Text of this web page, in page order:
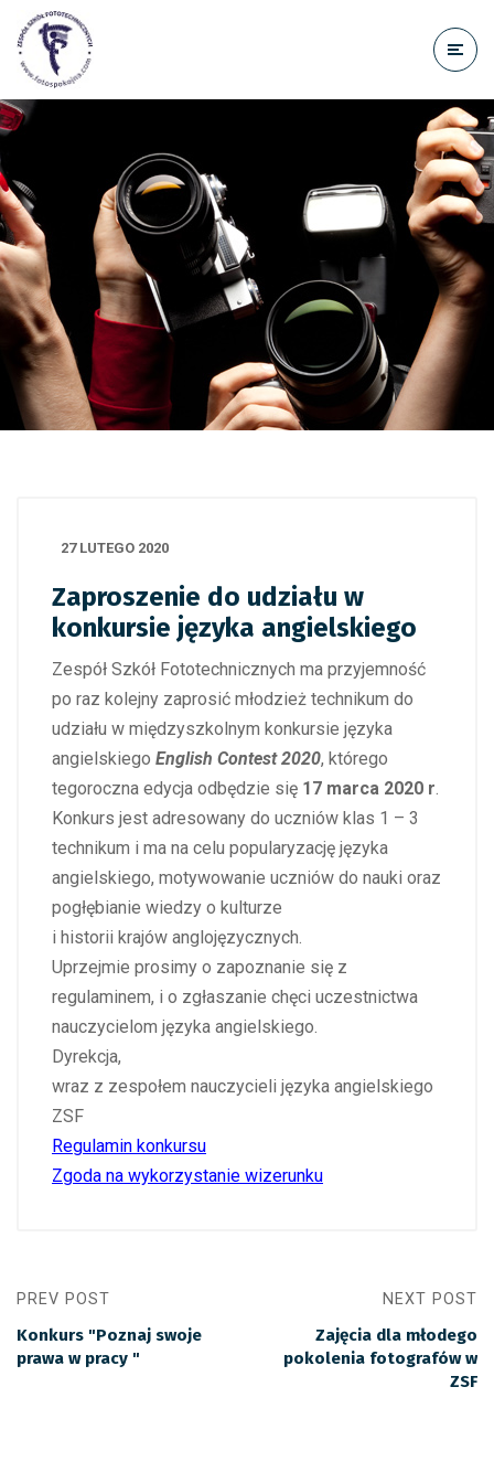
treści
27 LUTEGO 2020
Zaproszenie do udziału w
konkursie języka angielskiego
Zespół Szkół Fototechnicznych ma przyjemność
po raz kolejny zaprosić młodzież technikum do
udziału w międzyszkolnym konkursie języka
angielskiego English Contest 2020, którego
tegoroczna edycja odbędzie się 17 marca 2020 r.
Konkurs jest adresowany do uczniów klas 1 – 3
technikum i ma na celu popularyzację języka
angielskiego, motywowanie uczniów do nauki oraz
pogłębianie wiedzy o kulturze
i historii krajów anglojęzycznych.
Uprzejmie prosimy o zapoznanie się z
regulaminem, i o zgłaszanie chęci uczestnictwa
nauczycielom języka angielskiego.
Dyrekcja,
wraz z zespołem nauczycieli języka angielskiego
ZSF
Regulamin konkursu
Zgoda na wykorzystanie wizerunku
PREV POST
Konkurs "Poznaj swoje
prawa w pracy "
NEXT POST
Zajęcia dla młodego
pokolenia fotografów w
ZSF